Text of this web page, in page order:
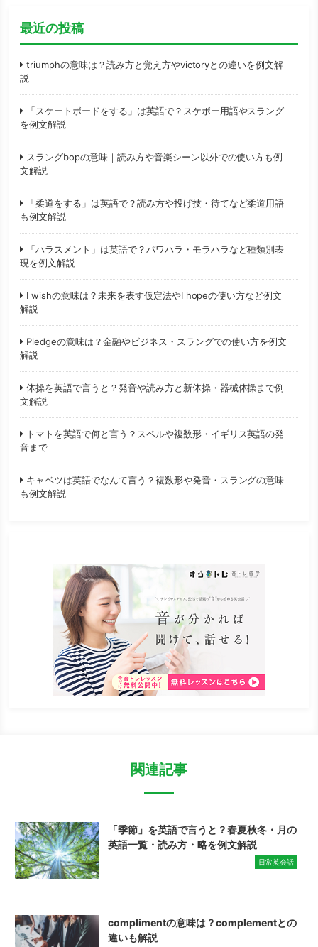
最近の投稿
triumphの意味は？読み方と覚え方やvictoryとの違いを例文解
説
「スケートボードをする」は英語で？スケボー用語やスラング
を例文解説
スラングbopの意味｜読み方や音楽シーン以外での使い方も例
文解説
「柔道をする」は英語で？読み方や投げ技・待てなど柔道用語
も例文解説
「ハラスメント」は英語で？パワハラ・モラハラなど種類別表
現を例文解説
I wishの意味は？未来を表す仮定法やI hopeの使い方など例文
解説
Pledgeの意味は？金融やビジネス・スラングでの使い方を例文
解説
体操を英語で言うと？発音や読み方と新体操・器械体操まで例
文解説
トマトを英語で何と言う？スペルや複数形・イギリス英語の発
音まで
キャベツは英語でなんて言う？複数形や発音・スラングの意味
も例文解説
関連記事
「季節」を英語で言うと？春夏秋冬・月の
英語一覧・読み方・略を例文解説
日常英会話
complimentの意味は？complementとの
違いも解説